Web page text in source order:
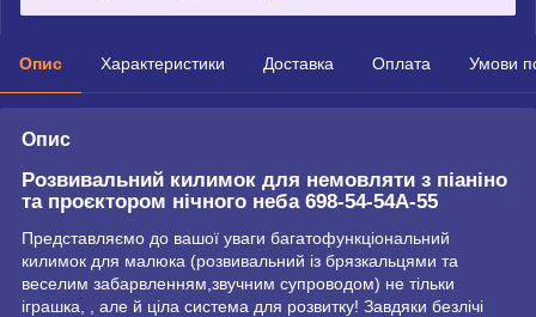
Опис Характеристики Доставка Оплата Умови
Опис
Розвивальний килимок для немовляти з піаніно
та проєктором нічного неба 698-54-54А-55
Представляємо до вашої уваги багатофункціональний
килимок для малюка (розвивальний із брязкальцями та
веселим забарвленням,звучним супроводом) не тільки
іграшка, , але й ціла система для розвитку! Завдяки безлічі